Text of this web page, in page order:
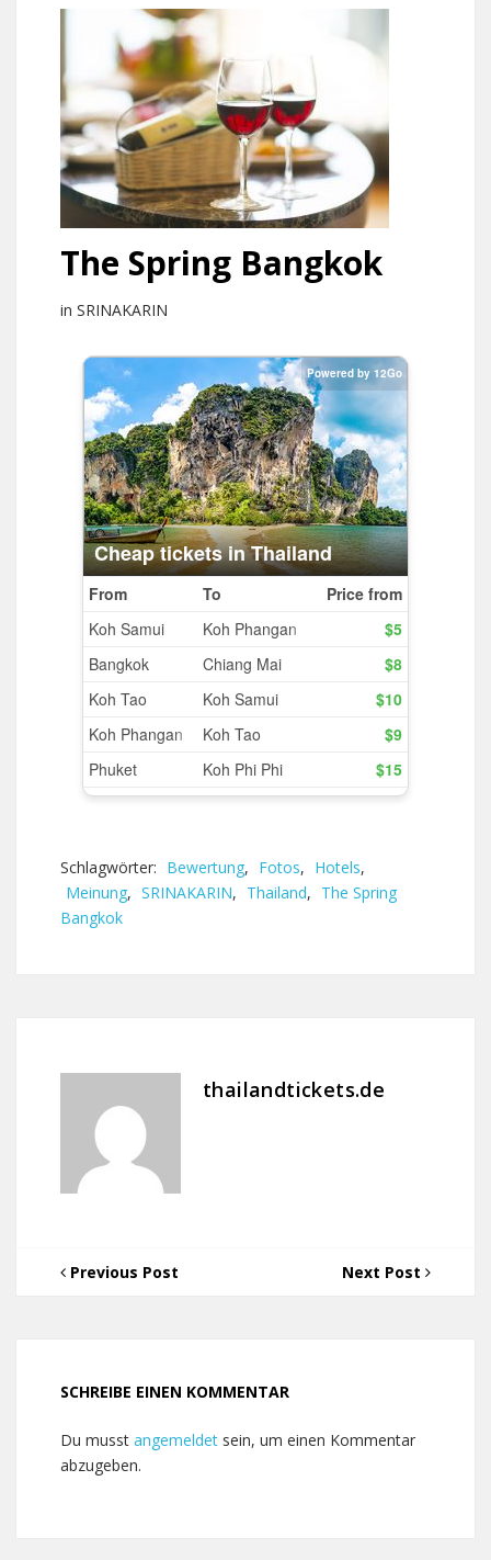
The Spring Bangkok
in SRINAKARIN
Schlagwörter: Bewertung, Fotos, Hotels,
Meinung, SRINAKARIN, Thailand, The Spring
Bangkok
thailandtickets.de
Previous Post Next Post
SCHREIBE EINEN KOMMENTAR
Du musst angemeldet sein, um einen Kommentar
abzugeben.